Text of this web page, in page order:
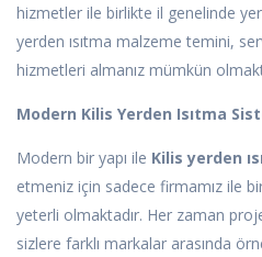
hizmetler ile birlikte il genelinde
yerden ısıtma malzeme temini,
hizmetleri almanız mümkün
Modern Kilis Yerden Isıtma
Modern bir yapı ile Kilis yerden
etmeniz için sadece firmamız ile
yeterli olmaktadır. Her zaman
sizlere farklı markalar arasında